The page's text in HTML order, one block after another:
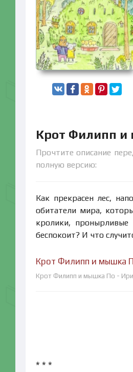
Крот Филипп и
Прочтите описание
полную версию:
Как прекрасен лес,
обитатели мира,
кролики,
беспокоит? И что
Крот Филипп и мышка
Крот Филипп и мышка По -
* * *